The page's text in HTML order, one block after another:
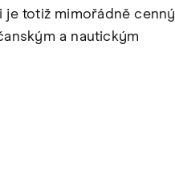
je totiž mimořádně cenný
a nautickým